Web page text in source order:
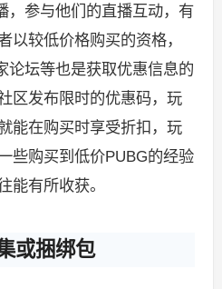
，参与他们的直播互动，有
以较低价格购买的资格，
论坛等也是获取优惠信息的
区发布限时的优惠码，玩
能在购买时享受折扣，玩
些购买到低价PUBG的经验
能有所收获。
或捆绑包